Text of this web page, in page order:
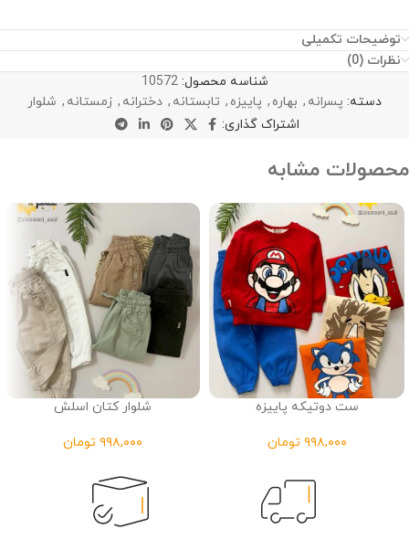
توضیحات تکمیلی
نظرات (0)
شناسه محصول:10572
دسته: پسرانه , بهاره , پاییزه , تابستانه , دخترانه , زمستانه , شلوار
اشتراک گذاری:
محصولات مشابه
ست دوتیکه پاییزه
تومان
شلوار کتان اسلش
تومان